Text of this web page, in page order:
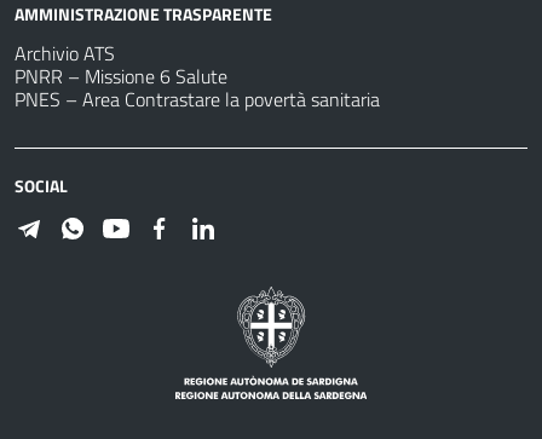
AMMINISTRAZIONE TRASPARENTE
Archivio ATS
PNRR – Missione 6 Salute
PNES – Area Contrastare la povertà sanitaria
SOCIAL